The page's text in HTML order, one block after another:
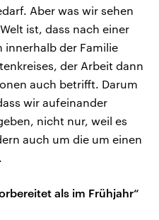
Aber was wir sehen
ist, dass nach einer
innerhalb der Familie
der Arbeit dann
auch betrifft. Darum
wir aufeinander
nicht nur, weil es
auch um die um einen
als im Frühjahr“